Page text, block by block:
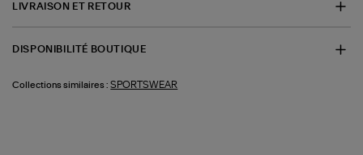
LIVRAISON ET RETOUR
DISPONIBILITÉ BOUTIQUE
Collections similaires : SPORTSWEAR